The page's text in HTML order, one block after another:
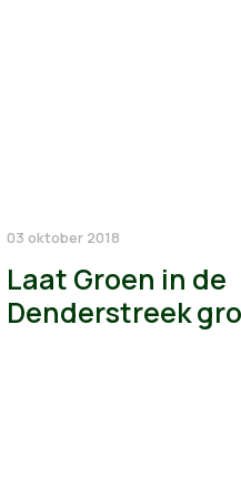
03 oktober 2018
Laat Groen in de
Denderstreek